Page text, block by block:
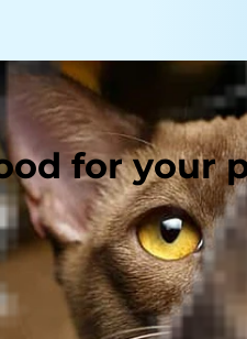
for your